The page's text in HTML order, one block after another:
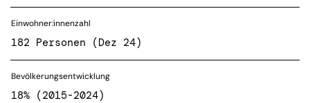
Einwohner:innenzahl
182 Personen (Dez 24)
Bevölkerungsentwicklung
18% (2015-2024)